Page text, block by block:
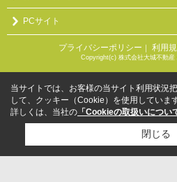
PCサイト
プライバシーポリシー ｜ 利用
Copyright(c) 株式会社大城不動産
当サイトでは、お客様の当サイト利用状況
して、クッキー（Cookie）を使用しています
詳しくは、当社の 「Cookieの取扱いについ
閉じる